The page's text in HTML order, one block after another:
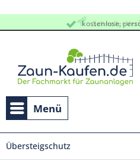
Schneller
kostenlose,
Menü
Übersteigschutz